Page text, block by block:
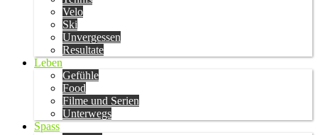
Velo
Ski
Unvergessen
Resultate
Leben
Gefühle
Food
Filme und Serien
Unterwegs
Spass